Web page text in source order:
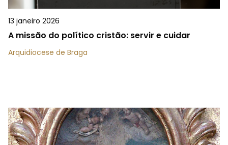
13 janeiro 2026
A missão do político cristão: servir e cuidar
Arquidiocese de Braga